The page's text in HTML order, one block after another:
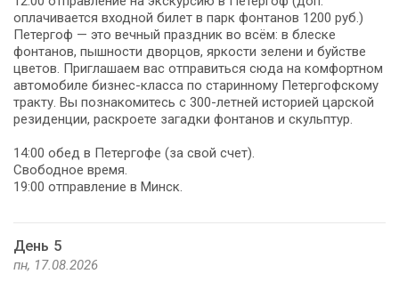
оплачивается входной билет в парк фонтанов 1200 руб.)
Петергоф — это вечный праздник во всём: в блеске
фонтанов, пышности дворцов, яркости зелени и буйстве
цветов. Приглашаем вас отправиться сюда на комфортном
автомобиле бизнес-класса по старинному Петергофскому
тракту. Вы познакомитесь с 300-летней историей царской
резиденции, раскроете загадки фонтанов и скульптур.
14:00 обед в Петергофе (за свой счет).
Свободное время.
19:00 отправление в Минск.
День 5
пн, 17.08.2026